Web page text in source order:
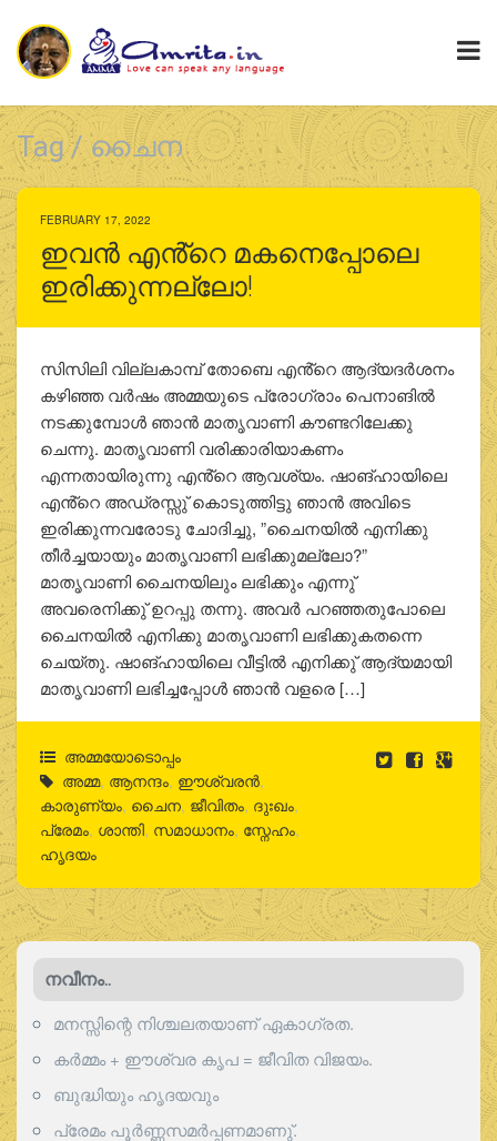
Tag / ചൈന
FEBRUARY 17, 2022
ഇവൻ എൻ്റെ മകനെപ്പോലെ
ഇരിക്കുന്നല്ലോ!
സിസിലി വില്ലകാമ്പ് തോബെ എൻ്റെ ആദ്യദർശനം
കഴിഞ്ഞ വർഷം അമ്മയുടെ പ്രോഗ്രാം പെനാങിൽ
നടക്കുമ്പോൾ ഞാൻ മാതൃവാണി കൗണ്ടറിലേക്കു
ചെന്നു. മാതൃവാണി വരിക്കാരിയാകണം
എന്നതായിരുന്നു എൻ്റെ ആവശ്യം. ഷാങ്ഹായിലെ
എൻ്റെ അഡ്രസ്സു് കൊടുത്തിട്ടു ഞാൻ അവിടെ
ഇരിക്കുന്നവരോടു ചോദിച്ചു, ”ചൈനയിൽ എനിക്കു
തീർച്ചയായും മാതൃവാണി ലഭിക്കുമല്ലോ?”
മാതൃവാണി ചൈനയിലും ലഭിക്കും എന്നു്
അവരെനിക്കു് ഉറപ്പു തന്നു. അവർ പറഞ്ഞതുപോലെ
ചൈനയിൽ എനിക്കു മാതൃവാണി ലഭിക്കുകതന്നെ
ചെയ്തു. ഷാങ്ഹായിലെ വീട്ടിൽ എനിക്കു് ആദ്യമായി
മാതൃവാണി ലഭിച്ചപ്പോൾ ഞാൻ വളരെ […]
അമ്മയോടൊപ്പം
അമ്മ, ആനന്ദം, ഈശ്വരന്‍,
കാരുണ്യം, ചൈന, ജീവിതം, ദുഃഖം,
പ്രേമം, ശാന്തി, സമാധാനം, സ്നേഹം,
ഹൃദയം
നവീനം..
മനസ്സിന്റെ നിശ്ചലതയാണ് ഏകാഗ്രത.
കർമ്മം + ഈശ്വര കൃപ = ജീവിത വിജയം.
ബുദ്ധിയും ഹൃദയവും
പ്രേമം പൂര്‍ണ്ണസമര്‍പ്പണമാണു്.